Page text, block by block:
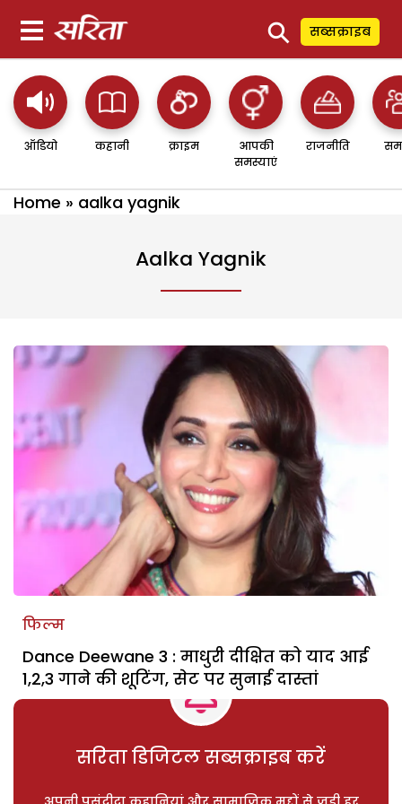
⚲ सब्सक्राइब
ऑडियो कहानी क्राइम
आपकी
समस्याएं
राजनीति
Home » aalka yagnik
Aalka Yagnik
फिल्म
Dance Deewane 3 : माधुरी दीक्षित को याद आई
1,2,3 गाने की शूटिंग, सेट पर सुनाई दास्तां
सरिता डिजिटल सब्सक्राइब करें